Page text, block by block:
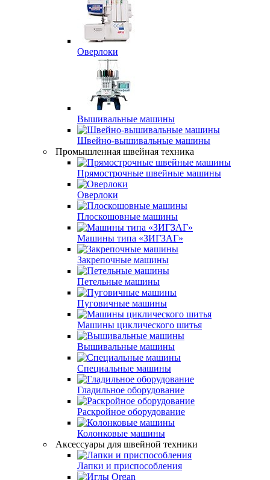
Оверлоки
Вышивальные машины
Швейно-вышивальные машины
Промышленная швейная техника
Прямострочные швейные машины
Оверлоки
Плоскошовные машины
Машины типа «ЗИГЗАГ»
Закрепочные машины
Петельные машины
Пуговичные машины
Машины циклического шитья
Вышивальные машины
Специальные машины
Гладильное оборудование
Раскройное оборудование
Колонковые машины
Аксессуары для швейной техники
Лапки и приспособления